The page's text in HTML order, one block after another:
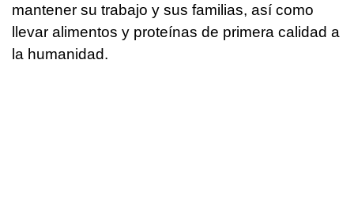
mantener su trabajo y sus familias, así como
llevar alimentos y proteínas de primera calidad a
la humanidad.